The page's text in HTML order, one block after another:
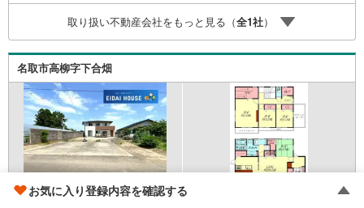
各種税金についても、誠心誠意ご説明させて頂きます。各
店舗ではキッズスペースも完備！お子様連れのご家族様で
是非お越しください。営業時間:10:00～18:00（定休日火・
水曜日※店舗により変動あり）現地のご案内も可能ですの
で、どうぞお気軽にお問い合わせください！
取り扱い不動産会社をもっと見る（全1社）
名取市高柳字下合畑
お気に入り登録内容を確認する